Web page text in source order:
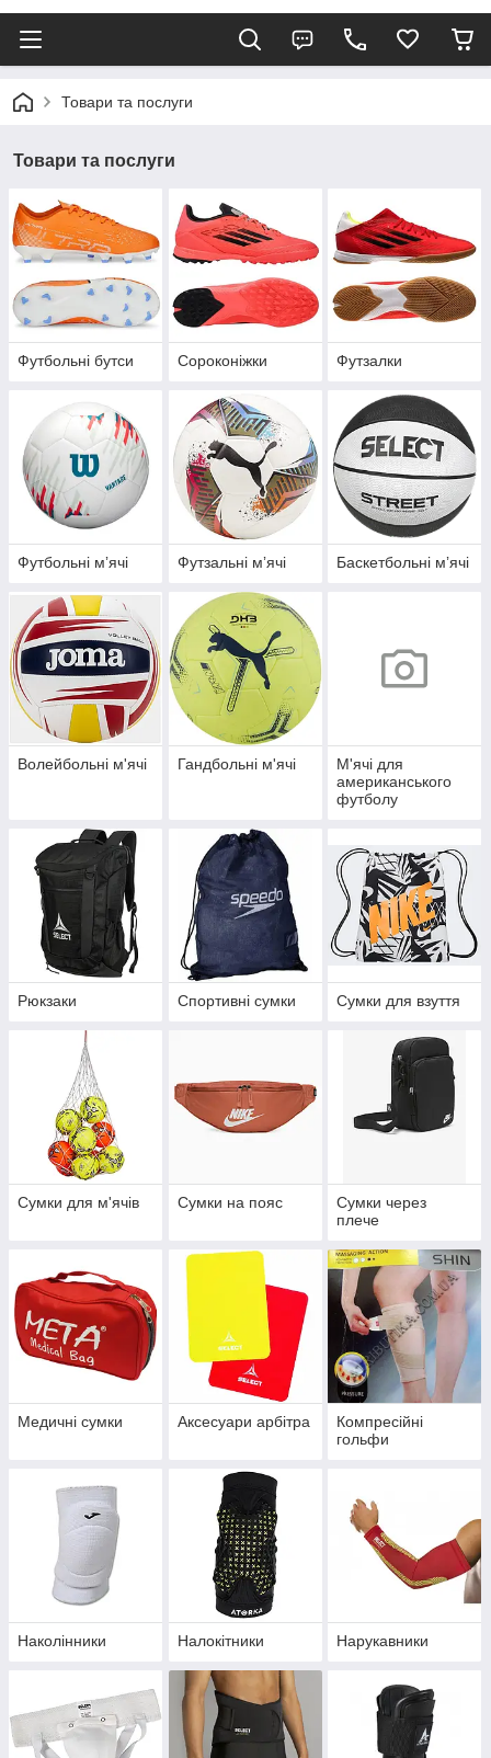
Товари та послуги
Товари та послуги
Футбольні бутси Сороконіжки Футзалки
Футбольні мʼячі Футзальні мʼячі Баскетбольні мʼячі
Волейбольні м'ячі Гандбольні м'ячі
М'ячі для
американського
футболу
Рюкзаки Спортивні сумки Сумки для взуття
Сумки для м'ячів Сумки на пояс
Сумки через
плече
Медичні сумки Аксесуари арбітра
Компресійні
гольфи
Наколінники Налокітники Нарукавники